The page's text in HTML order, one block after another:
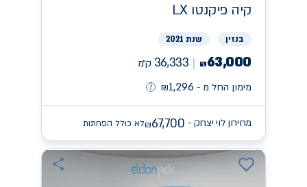
קיה פיקנטו LX
בנזין שנת 2021
₪63,000
36,333 ק״מ
מימון החל מ -
₪1,296
מחירון לוי יצחק - ₪67,700 לא כולל הפחתות